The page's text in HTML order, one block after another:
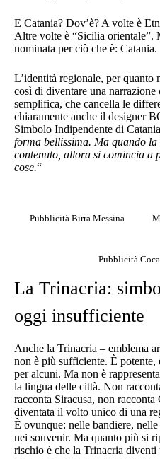
E Catania? Dov’è? A volte è
Altre volte è “Sicilia orientale”.
nominata per ciò che è: Catania.
L’identità regionale, per quanto
così di diventare una narrazione
semplifica, che cancella le
chiaramente anche il designer
Simbolo Indipendente di
forma bellissima. Ma quando
contenuto, allora si comincia a
cose.“
Pubblicità Birra Messina
Pubblicità
La Trinacria:
oggi insufficiente
Anche la Trinacria – emblema
non è più sufficiente. È potente,
per alcuni. Ma non è
la lingua delle città. Non
racconta Siracusa, non
diventata il volto unico di una
È ovunque: nelle bandiere,
nei souvenir. Ma quanto più si
rischio è che la Trinacria